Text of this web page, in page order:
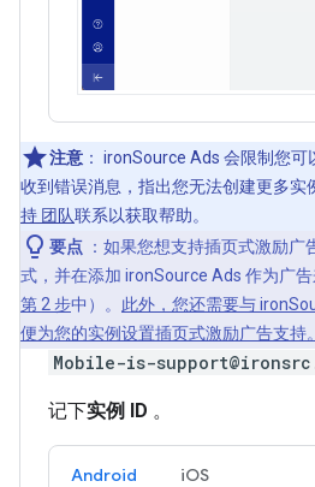
注意 ： ironSource Ads 会限制您可
收到错误消息，指出您无法创建更多实
持 团队联系以获取帮助。
要点 ：如果您想支持插页式激励广
式，并在添加 ironSource Ads 作为广
第 2 步中）。 此外，您还需要与
便为您的实例设置插页式激励广告支持。
Mobile-is-
记下实例 ID 。
Android iOS